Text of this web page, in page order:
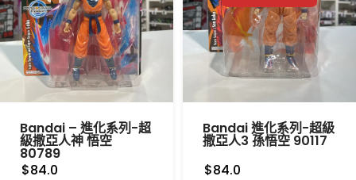
Bandai – 進化系列-超
級撒亞人神 悟空
80789
$84.0
Bandai 進化系列-超級
撒亞人3 孫悟空 90117
$84.0